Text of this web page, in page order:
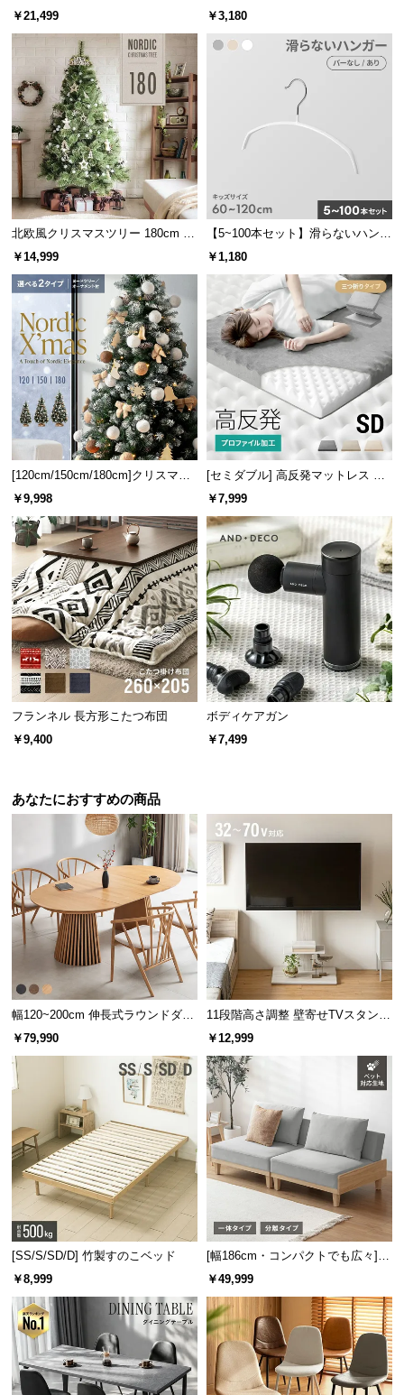
い
て
搬
入
経
路
に
つ
い
て
返
品・
キ
ャ
ン
セ
ル
つ
い
て
保
証
に
つ
い
て
会
約
い
て
お
サ
ポ
お
知
ら
ブ
ロ
グ
企
業
レス K
￥21,499
￥3,180
北欧風クリスマスツリー 180cm オ
ーナメントセット
￥14,999
【5~100本セット】滑らないハンガ
ー キッズサイズ
￥1,180
[120cm/150cm/180cm]クリスマス
ツリー オーナメント付
￥9,998
[セミダブル] 高反発マットレス 体
圧分散プロファイル加工 厚さ10cm
三つ折り
￥7,999
フランネル 長方形こたつ布団
￥9,400
ボディケアガン
￥7,499
あなたにおすすめの商品
幅120~200cm 伸長式ラウンドダイ
ニングテーブル 6人掛け 天然木突
￥79,990
11段階高さ調整 壁寄せTVスタンド
キャスター付き 上下左右角度調節
￥12,999
[SS/S/SD/D] 竹製すのこベッド
￥8,999
[幅186cm・コンパクトでも広々] 3
人掛けソファベッド リクライニン
￥49,999